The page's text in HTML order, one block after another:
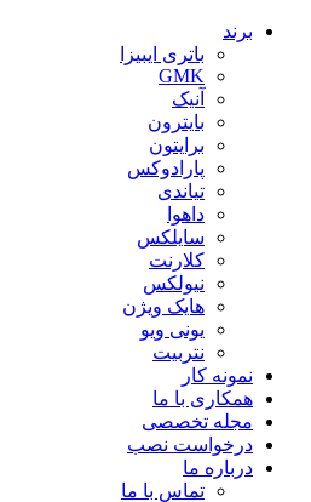
برند
باتری ایبیزا
GMK
آنیک
بایترون
برایتون
پارادوکس
تیاندی
داهوا
سایلکس
کلارنت
نیولکس
هایک ویژن
یونی ویو
نتربیت
نمونه کار
همکاری با ما
مجله تخصصی
درخواست نصب
درباره ما
تماس با ما